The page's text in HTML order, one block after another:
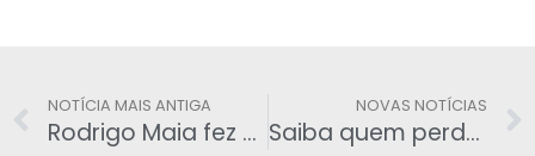
NOTÍCIA MAIS ANTIGA
Rodrigo Maia fez mais viagens (nas asas da FAB) do que o número de dias úteis em 2019
NOVAS NOTÍCIAS
Saiba quem perde o sono com a confirmação da delação de Sérgio Cabral